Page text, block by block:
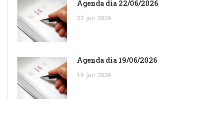
Agenda dia 22/06/2026
22 jun 2026
Agenda dia 19/06/2026
19 jun 2026